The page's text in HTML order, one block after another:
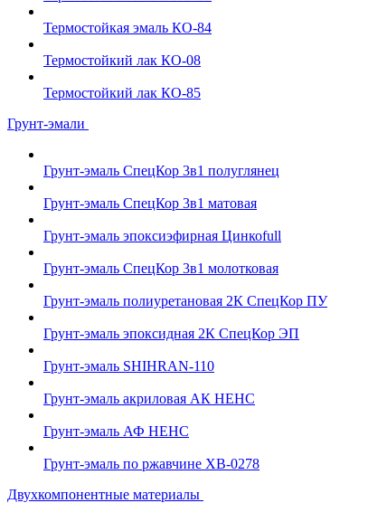
Термостойкая эмаль КО-84
Термостойкий лак КО-08
Термостойкий лак КО-85
Грунт-эмали
Грунт-эмаль СпецКор 3в1 полуглянец
Грунт-эмаль СпецКор 3в1 матовая
Грунт-эмаль эпоксиэфирная Цинкоfull
Грунт-эмаль СпецКор 3в1 молотковая
Грунт-эмаль полиуретановая 2К СпецКор ПУ
Грунт-эмаль эпоксидная 2К СпецКор ЭП
Грунт-эмаль SHIHRAN-110
Грунт-эмаль акриловая АК НЕНС
Грунт-эмаль АФ НЕНС
Грунт-эмаль по ржавчине ХВ-0278
Двухкомпонентные материалы